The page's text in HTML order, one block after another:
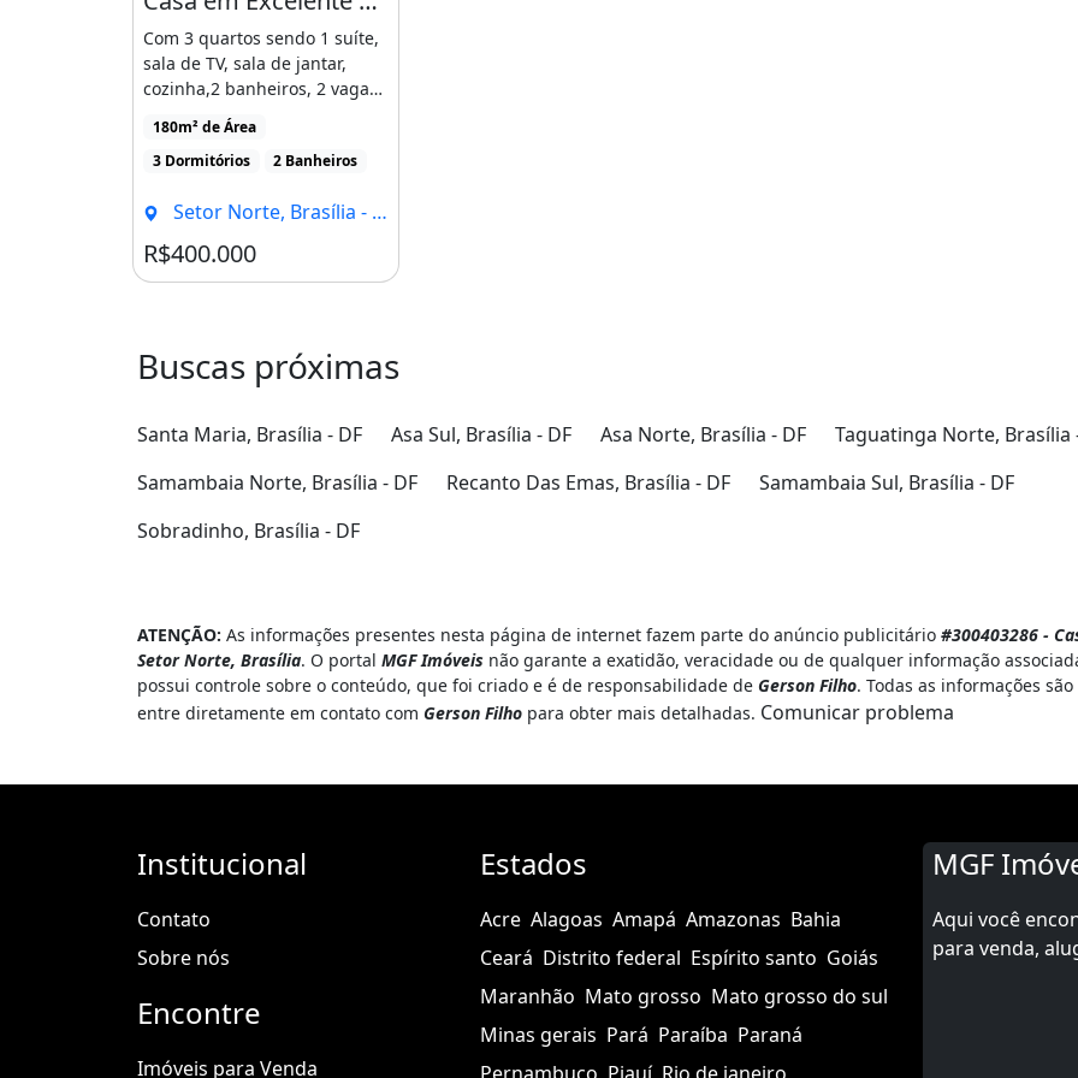
Com 3 quartos sendo 1 suíte,
sala de TV, sala de jantar,
cozinha,2 banheiros, 2 vagas
de garagem, área [...]
180m² de Área
3 Dormitórios
2 Banheiros
Setor Norte, Brasília - DF
R$400.000
Buscas próximas
Santa Maria, Brasília - DF Asa Sul, Brasília - DF Asa Norte, Brasília - DF
Taguatinga Norte, Brasília
Samambaia Norte, Brasília - DF
Recanto Das Emas, Brasília - DF
Samambaia Sul, Brasília - DF
Sobradinho, Brasília - DF
ATENÇÃO: As informações presentes nesta página de internet fazem parte do anúncio publicitário #300403286 -
Setor Norte, Brasília. O portal MGF Imóveis não garante a exatidão, veracidade ou de qualquer informação
possui controle sobre o conteúdo, que foi criado e é de responsabilidade de Gerson Filho. Todas as informações
entre diretamente em contato com Gerson Filho para obter mais detalhadas. Comunicar problema
Institucional
Contato
Sobre nós
Encontre
Imóveis para Venda
Estados
Acre Alagoas Amapá Amazonas Bahia
Ceará Distrito federal Espírito santo Goiás
Maranhão Mato grosso Mato grosso do sul
Minas gerais Pará Paraíba Paraná
MGF
Aqui você
para venda,